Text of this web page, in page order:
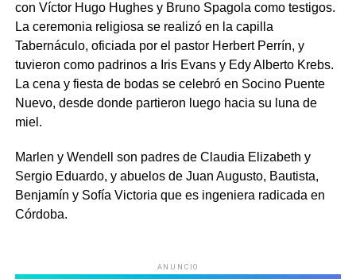
con Víctor Hugo Hughes y Bruno Spagola como testigos.
La ceremonia religiosa se realizó en la capilla
Tabernáculo, oficiada por el pastor Herbert Perrín, y
tuvieron como padrinos a Iris Evans y Edy Alberto Krebs.
La cena y fiesta de bodas se celebró en Socino Puente
Nuevo, desde donde partieron luego hacia su luna de
miel.
Marlen y Wendell son padres de Claudia Elizabeth y
Sergio Eduardo, y abuelos de Juan Augusto, Bautista,
Benjamín y Sofía Victoria que es ingeniera radicada en
Córdoba.
ANUNCIO